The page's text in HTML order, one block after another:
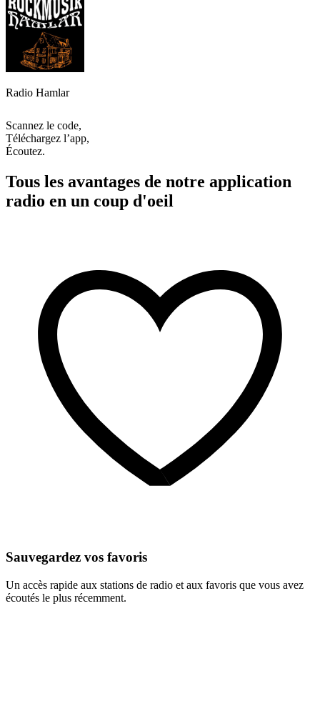
Radio Hamlar
Scannez le code,
Téléchargez l’app,
Écoutez.
Tous les avantages de notre application
radio en un coup d'oeil
Sauvegardez vos favoris
Un accès rapide aux stations de radio et aux favoris que vous avez
écoutés le plus récemment.